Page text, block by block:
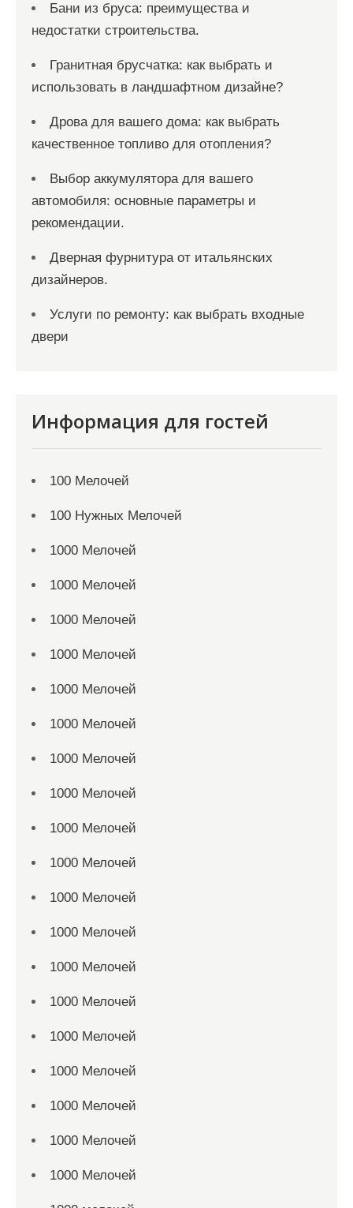
Бани из бруса: преимущества и
недостатки строительства.
Гранитная брусчатка: как выбрать и
использовать в ландшафтном дизайне?
Дрова для вашего дома: как выбрать
качественное топливо для отопления?
Выбор аккумулятора для вашего
автомобиля: основные параметры и
рекомендации.
Дверная фурнитура от итальянских
дизайнеров.
Услуги по ремонту: как выбрать входные
двери
Информация для гостей
100 Мелочей
100 Нужных Мелочей
1000 Мелочей
1000 Мелочей
1000 Мелочей
1000 Мелочей
1000 Мелочей
1000 Мелочей
1000 Мелочей
1000 Мелочей
1000 Мелочей
1000 Мелочей
1000 Мелочей
1000 Мелочей
1000 Мелочей
1000 Мелочей
1000 Мелочей
1000 Мелочей
1000 Мелочей
1000 Мелочей
1000 Мелочей